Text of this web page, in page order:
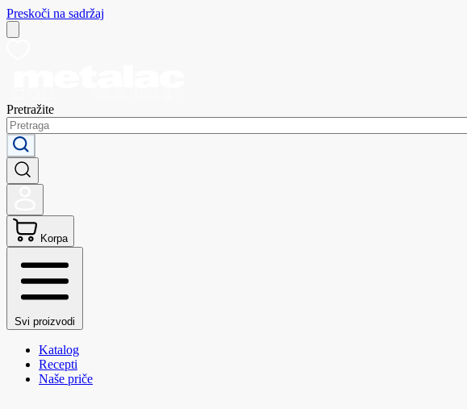
Preskoči na sadržaj
Pretražite
Korpa
Svi proizvodi
Katalog
Recepti
Naše priče